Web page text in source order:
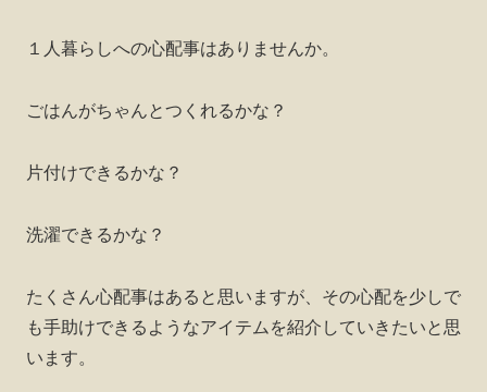
１人暮らしへの心配事はありませんか。
ごはんがちゃんとつくれるかな？
片付けできるかな？
洗濯できるかな？
たくさん心配事はあると思いますが、その心配を少しで
も手助けできるようなアイテムを紹介していきたいと思
います。